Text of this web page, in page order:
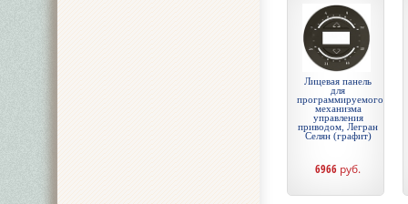
Лицевая панель
для
программируемого
механизма
управления
приводом, Легран
Селян (графит)
6966 руб.